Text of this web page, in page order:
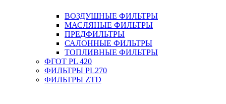
ВОЗДУШНЫЕ ФИЛЬТРЫ
МАСЛЯНЫЕ ФИЛЬТРЫ
ПРЕДФИЛЬТРЫ
САЛОННЫЕ ФИЛЬТРЫ
ТОПЛИВНЫЕ ФИЛЬТРЫ
ФГОТ PL 420
ФИЛЬТРЫ PL270
ФИЛЬТРЫ ZTD